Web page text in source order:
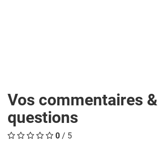
Vos commentaires &
questions
0 / 5